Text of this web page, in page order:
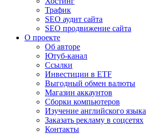
Трафик
SEO аудит сайта
SEO продвижение сайта
О проекте
Об авторе
Ютуб-канал
Ссылки
Инвестиции в ETF
Выгодный обмен валюты
Магазин аккаунтов
Сборки компьютеров
Изучение английского языка
Заказать рекламу в соцсетях
Контакты